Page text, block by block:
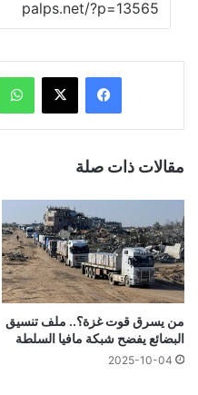
فيسبوك ‫X
مقالات ذات صلة
من يسرق قوت غزة؟.. ملف تنسيق
البضائع يفضح شبكة مافيا السلطة
2025-10-04